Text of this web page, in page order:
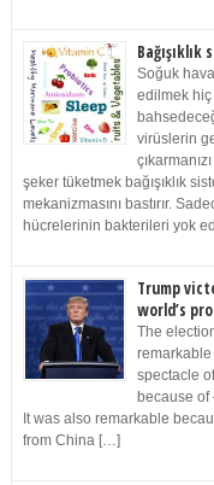
Soğuk
edilmek
virüslerin
şeker tüketmek bağışıklık
mekanizmasını bastırır.
hücrelerinin bakterileri yok
Trump
world’s
The
spectacle
because of
It was also remarkable
from China […]